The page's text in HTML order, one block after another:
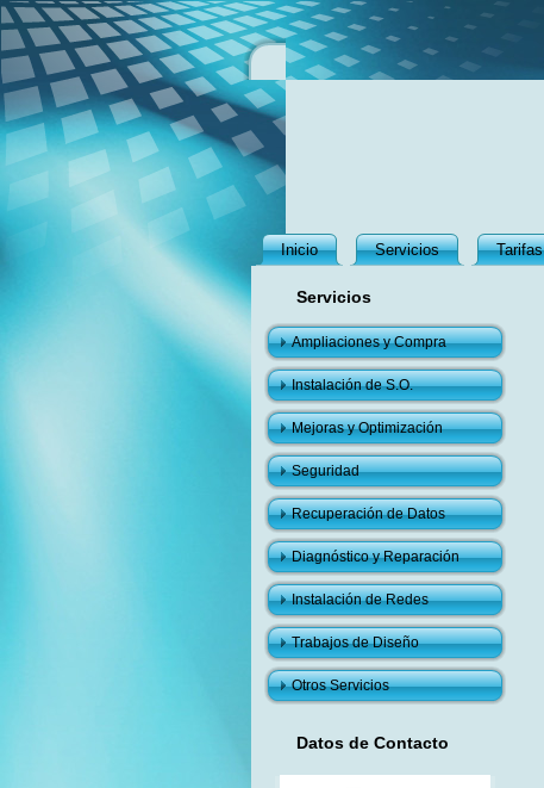
Inicio Servicios Tarifas
Servicios
Ampliaciones y Compra
Instalación de S.O.
Mejoras y Optimización
Seguridad
Recuperación de Datos
Diagnóstico y Reparación
Instalación de Redes
Trabajos de Diseño
Otros Servicios
Datos de Contacto